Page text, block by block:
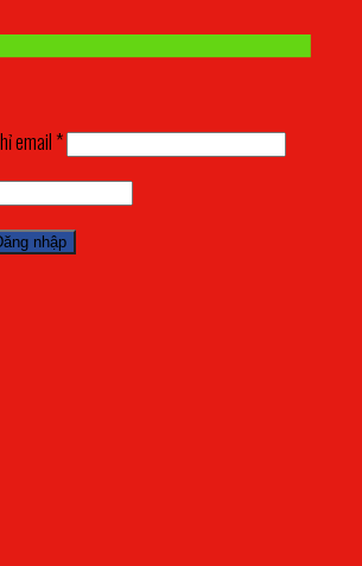
email *
nhập